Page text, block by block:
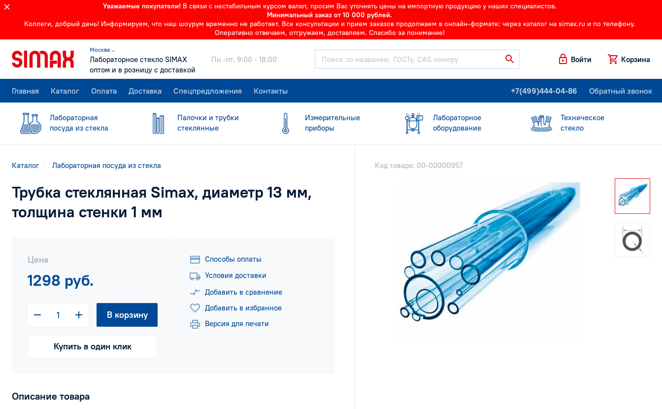
Уважаемые покупатели! В связи с нестабильным курсом валют, просим Вас уточнять цены на импортную продукцию у наших специалистов.
Минимальный заказ от 10 000 рублей.
Коллеги, добрый день! Информируем, что наш шоурум временно не работает. Все консультации и прием заказов продолжаем в онлайн-формате: через каталог на simax.ru и по телефону.
Оперативно отвечаем, отгружаем, доставляем. Спасибо за понимание!
Москва ⌵
Лабораторное стекло SIMAX
оптом и в розницу с доставкой
Пн.-пт. 9:00 - 18:00 Войти Корзина
Главная Каталог Оплата Доставка Спецпредложения Контакты +7(499)444-04-86 Обратный звонок
Лабораторная
посуда из стекла
Палочки и трубки
стеклянные
Измерительные
приборы
Лабораторное
оборудование
Техническое
стекло
Каталог Лабораторная посуда из стекла
Трубка стеклянная Simax, диаметр 13 мм,
толщина стенки 1 мм
Цена
1298 руб.
В корзину
Купить в один клик
Способы оплаты
Условия доставки
Добавить в сравнение
Добавить в избранное
Версия для печати
Описание товара
Код товара: 00-00000957